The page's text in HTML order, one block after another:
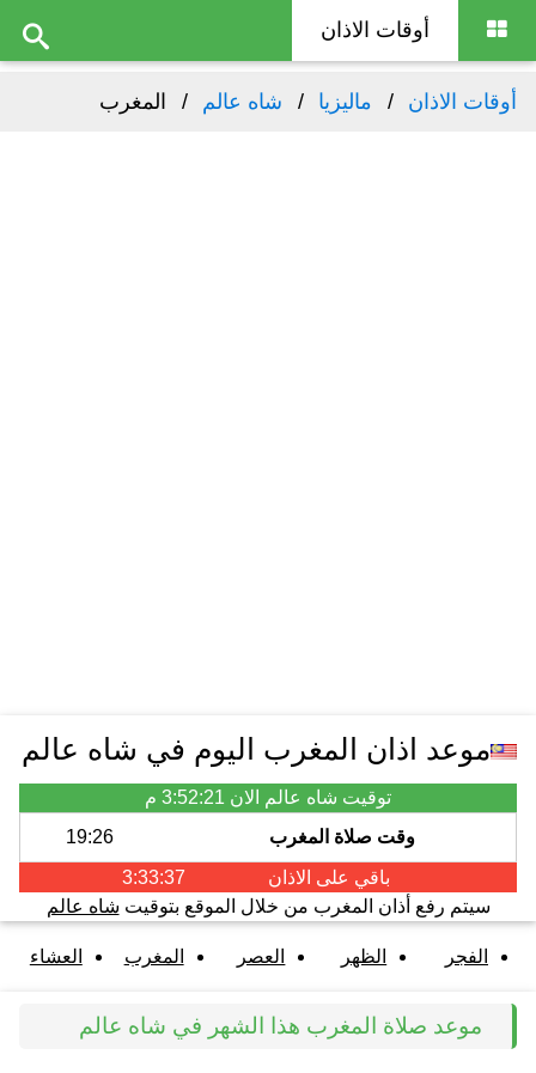
أوقات الاذان
أوقات الاذان ماليزيا شاه عالم المغرب
موعد اذان المغرب اليوم في شاه عالم
توقيت شاه عالم الان 3:52:21 م
وقت صلاة المغرب
19:26
باقي على الاذان
3:33:37
سيتم رفع أذان المغرب من خلال الموقع بتوقيت شاه عالم
الفجر الظهر العصر المغرب العشاء
موعد صلاة المغرب هذا الشهر في شاه عالم